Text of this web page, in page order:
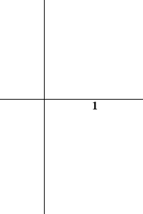
1